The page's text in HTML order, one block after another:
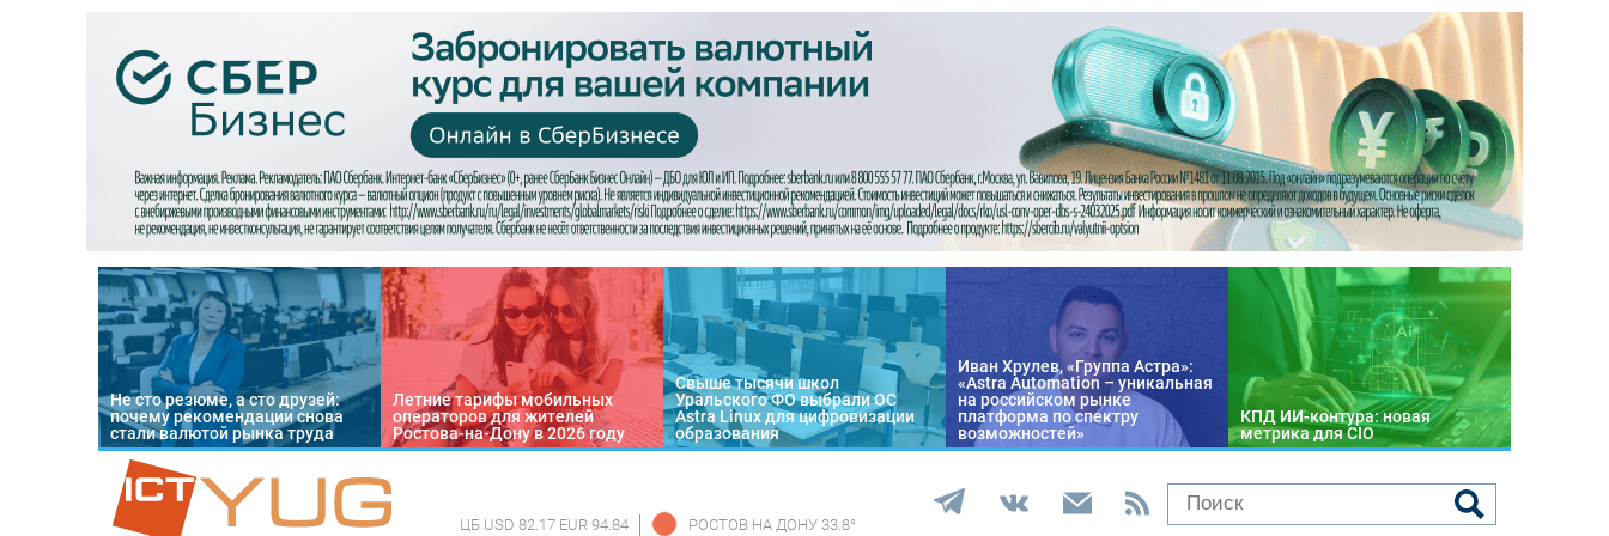
Не сто резюме, а сто друзей:
почему рекомендации снова
стали валютой рынка труда
Летние тарифы мобильных
операторов для жителей
Ростова-на-Дону в 2026 году
Свыше тысячи школ
Уральского ФО выбрали ОС
Astra Linux для цифровизации
образования
Иван Хрулев, «Группа Астра»:
«Astra Automation – уникальная
на российском рынке
платформа по спектру
возможностей»
КПД ИИ-контура: новая
метрика для CIO
ЦБ USD 82.17 EUR 94.84 РОСТОВ НА ДОНУ 33.8°